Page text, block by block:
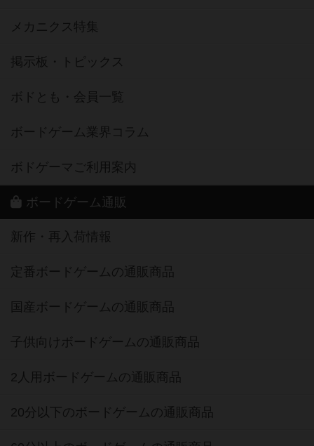
メカニクス特集
掲示板・トピックス
ボドとも・会員一覧
ボードゲーム業界コラム
ボドゲーマご利用案内
ボードゲーム通販
新作・再入荷情報
定番ボードゲームの通販商品
国産ボードゲームの通販商品
子供向けボードゲームの通販商品
2人用ボードゲームの通販商品
20分以下のボードゲームの通販商品